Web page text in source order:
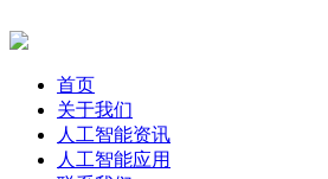
首页
关于我们
人工智能资讯
人工智能应用